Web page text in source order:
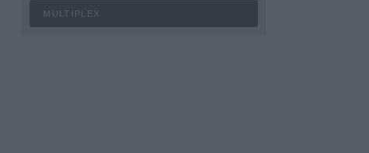
MULTIPLEX